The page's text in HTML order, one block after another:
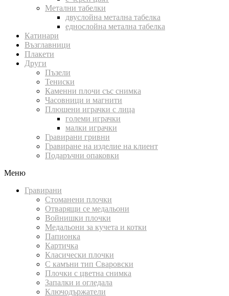
Метални табелки
двуслойна метална табелка
еднослойна метална табелка
Катинари
Възглавници
Плакети
Други
Пъзели
Тениски
Каменни плочи със снимка
Часовници и магнити
Плюшени играчки с лица
големи играчки
малки играчки
Гравирани гривни
Гравиране на изделие на клиент
Подаръчни опаковки
Меню
Гравирани
Стоманени плочки
Отварящи се медальони
Войнишки плочки
Медальони за кучета и котки
Папионка
Картичка
Класически плочки
С камъни тип Сваровски
Плочки с цветна снимка
Запалки и огледала
Ключодържатели